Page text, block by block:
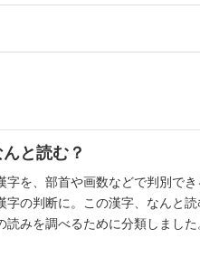
と読む？
字を、部首や画数などで判別で
字の判断に。この漢字、なんと
読みを調べるために分類しまし